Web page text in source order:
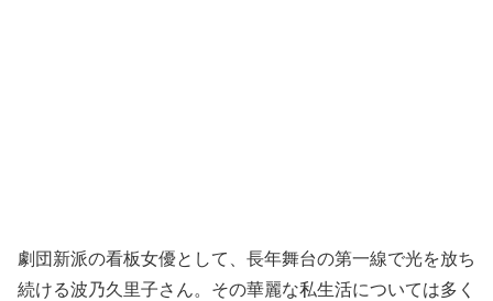
劇団新派の看板女優として、長年舞台の第一線で光を放ち
続ける波乃久里子さん。その華麗な私生活については多く